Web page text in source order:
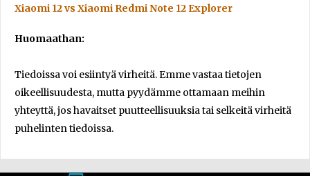
Xiaomi 12 vs Xiaomi Redmi Note 12 Explorer
Huomaathan:
Tiedoissa voi esiintyä virheitä. Emme vastaa tietojen
oikeellisuudesta, mutta pyydämme ottamaan meihin
yhteyttä, jos havaitset puutteellisuuksia tai selkeitä virheitä
puhelinten tiedoissa.